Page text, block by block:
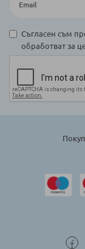
Съгласен съм
обработват за